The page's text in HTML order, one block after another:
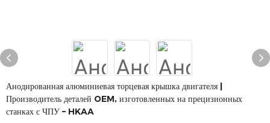
Анодированная алюминиевая торцевая крышка двигателя |
Производитель деталей OEM, изготовленных на прецизионных
станках с ЧПУ – HKAA